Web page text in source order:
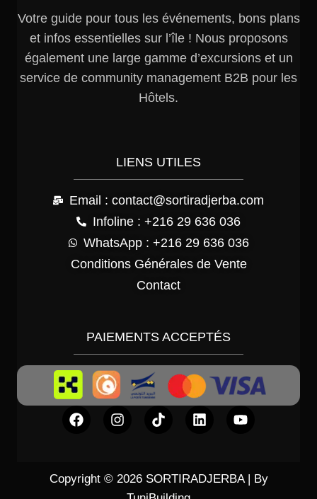
Votre guide pour tous les événements, bons plans
et infos essentielles sur l’île ! Nous proposons
également une large gamme d’excursions et un
service de community management B2B pour les
Hôtels.
LIENS UTILES
Email : contact@sortiradjerba.com
Infoline : +216 29 636 036
WhatsApp : +216 29 636 036
Conditions Générales de Vente
Contact
PAIEMENTS ACCEPTÉS
Copyright © 2026 SORTIRADJERBA | By